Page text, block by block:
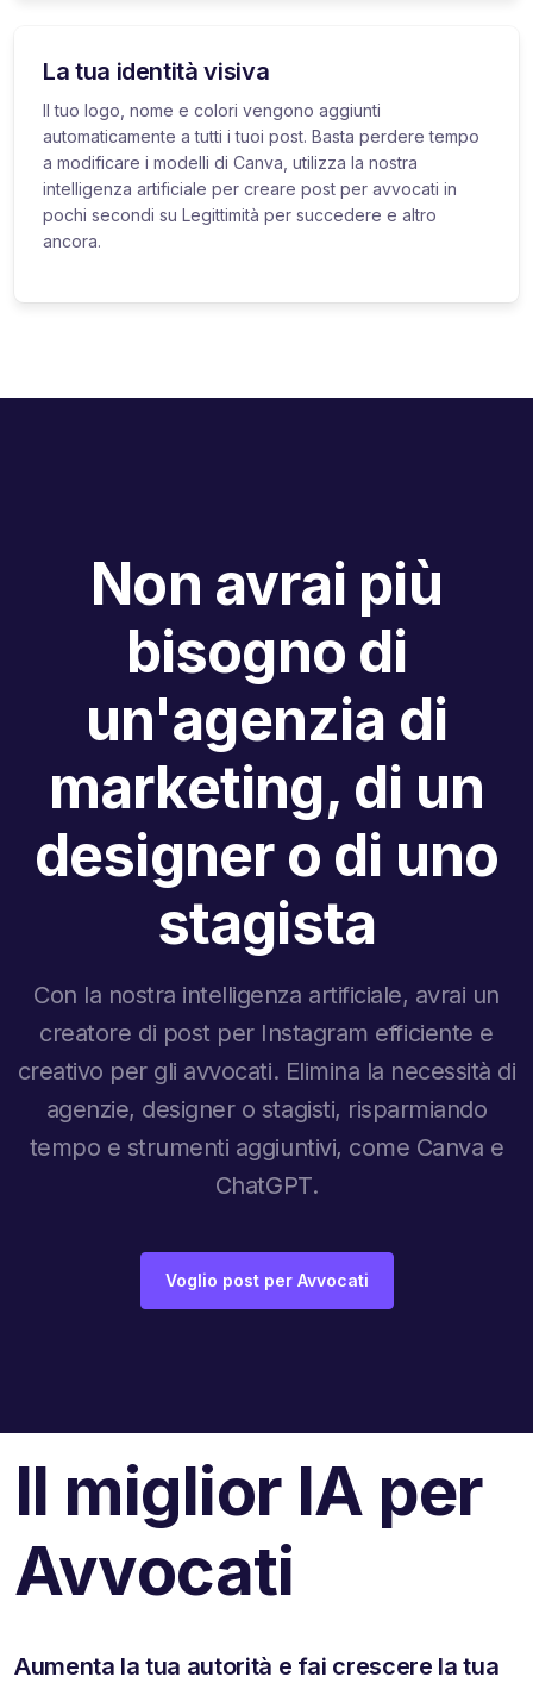
La tua identità visiva
Il tuo logo, nome e colori vengono aggiunti
automaticamente a tutti i tuoi post. Basta perdere tempo
a modificare i modelli di Canva, utilizza la nostra
intelligenza artificiale per creare post per avvocati in
pochi secondi su Legittimità per succedere e altro
ancora.
Non avrai più
bisogno di
un'agenzia di
marketing, di un
designer o di uno
stagista
Con la nostra intelligenza artificiale, avrai un
creatore di post per Instagram efficiente e
creativo per gli avvocati. Elimina la necessità di
agenzie, designer o stagisti, risparmiando
tempo e strumenti aggiuntivi, come Canva e
ChatGPT.
Voglio post per Avvocati
Il miglior IA per
Avvocati
Aumenta la tua autorità e fai crescere la tua